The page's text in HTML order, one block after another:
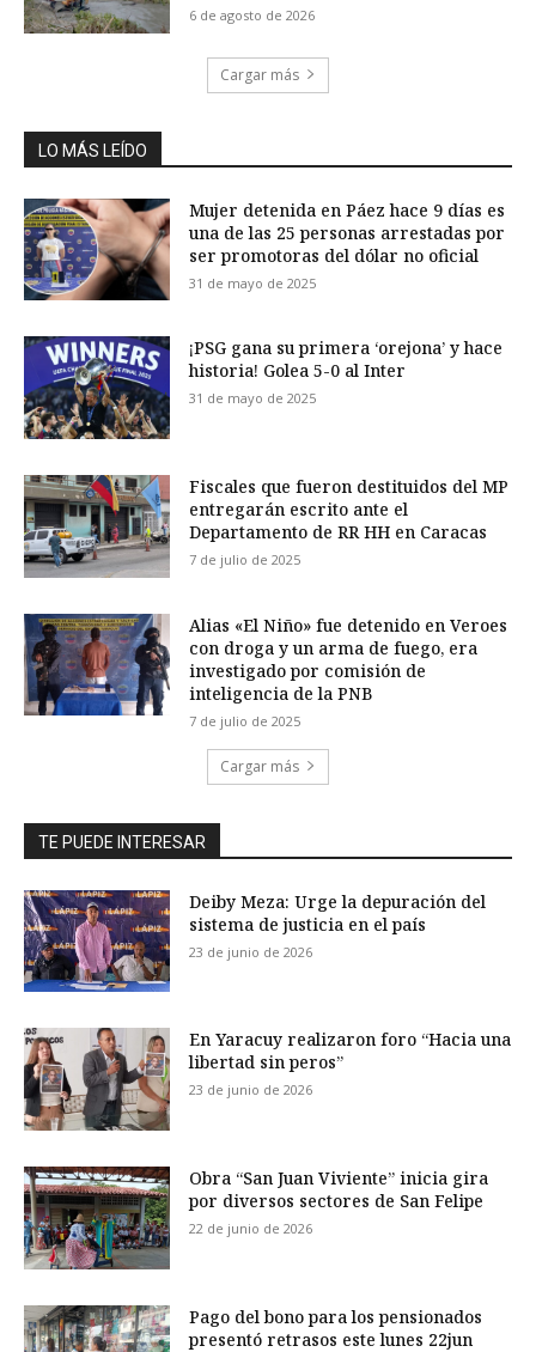
6 de agosto de 2026
Cargar más
LO MÁS LEÍDO
Mujer detenida en Páez hace 9 días es
una de las 25 personas arrestadas por
ser promotoras del dólar no oficial
31 de mayo de 2025
¡PSG gana su primera ‘orejona’ y hace
historia! Golea 5-0 al Inter
31 de mayo de 2025
Fiscales que fueron destituidos del MP
entregarán escrito ante el
Departamento de RR HH en Caracas
7 de julio de 2025
Alias «El Niño» fue detenido en Veroes
con droga y un arma de fuego, era
investigado por comisión de
inteligencia de la PNB
7 de julio de 2025
Cargar más
TE PUEDE INTERESAR
Deiby Meza: Urge la depuración del
sistema de justicia en el país
23 de junio de 2026
En Yaracuy realizaron foro “Hacia una
libertad sin peros”
23 de junio de 2026
Obra “San Juan Viviente” inicia gira
por diversos sectores de San Felipe
22 de junio de 2026
Pago del bono para los pensionados
presentó retrasos este lunes 22jun